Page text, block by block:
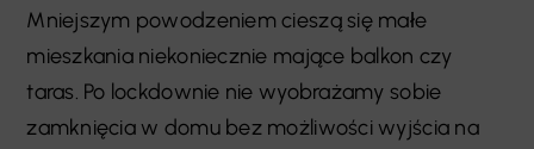
Mniejszym powodzeniem cieszą się małe
mieszkania niekoniecznie mające balkon czy
taras. Po lockdownie nie wyobrażamy sobie
zamknięcia w domu bez możliwości wyjścia na